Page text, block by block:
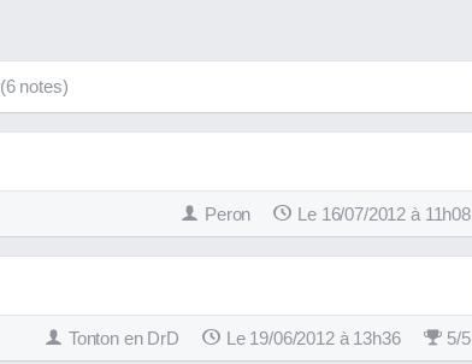
(6notes)
Peron Le 16/07/2012 à 11h08
Tonton en DrD Le 19/06/2012 à 13h36 5/5